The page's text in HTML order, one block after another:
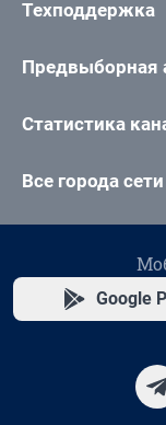
Техподдержка
Предвыборная
Статистика
Все города сети
Google